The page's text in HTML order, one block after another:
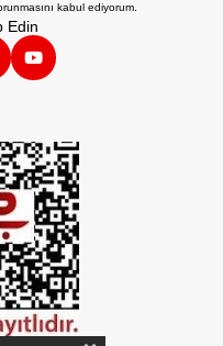
kabul ediyorum.
Edin